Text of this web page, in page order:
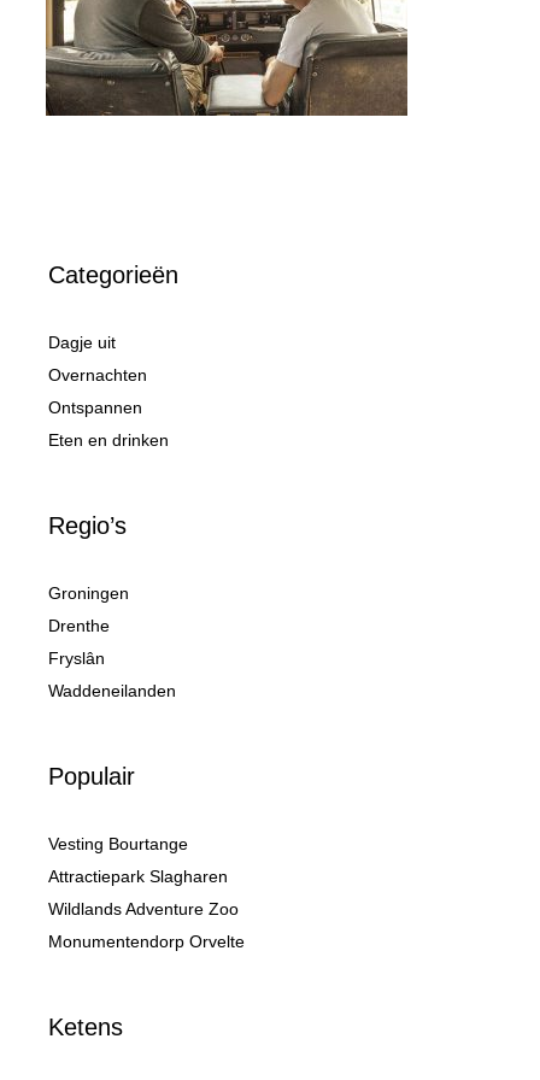
Categorieën
Dagje uit
Overnachten
Ontspannen
Eten en drinken
Regio’s
Groningen
Drenthe
Fryslân
Waddeneilanden
Populair
Vesting Bourtange
Attractiepark Slagharen
Wildlands Adventure Zoo
Monumentendorp Orvelte
Ketens